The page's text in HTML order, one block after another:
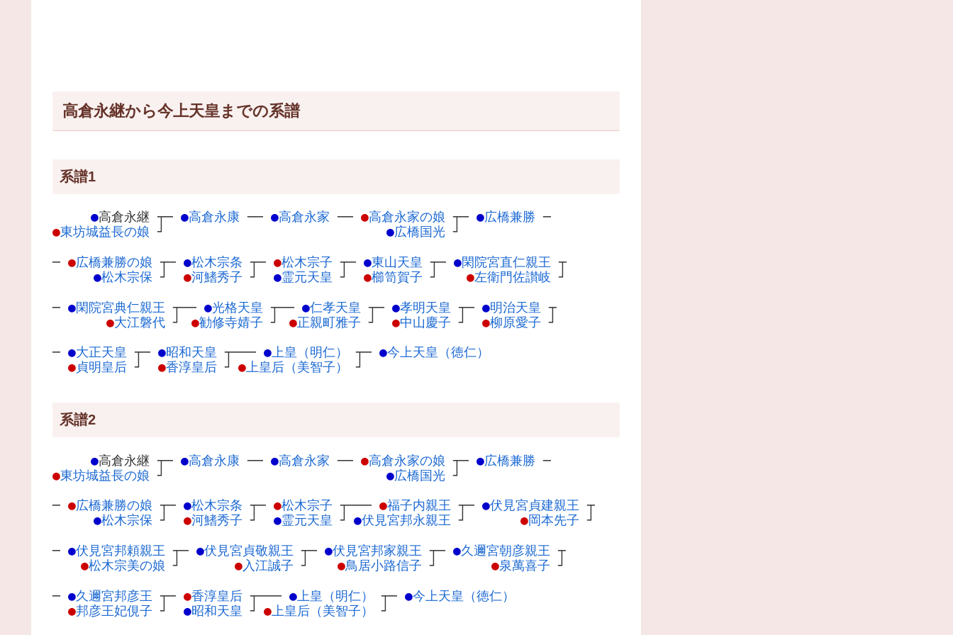
高倉永継から今上天皇までの系譜
系譜1
●高倉永継 ┬
●東坊城益長の娘 ┘
─ ●高倉永康 ── ●高倉永家 ── ●高倉永家の娘 ┬
●広橋国光 ┘
─ ●広橋兼勝 ─
─ ●広橋兼勝の娘 ┬
●松木宗保 ┘
─ ●松木宗条 ┬
●河鰭秀子 ┘
─ ●松木宗子 ┬
●霊元天皇 ┘
─ ●東山天皇 ┬
●櫛笥賀子 ┘
─ ●閑院宮直仁親王 ┬
●左衛門佐讃岐 ┘
─ ●閑院宮典仁親王 ┬
●大江磐代 ┘
── ●光格天皇 ┬
●勧修寺婧子 ┘
── ●仁孝天皇 ┬
●正親町雅子 ┘
─ ●孝明天皇 ┬
●中山慶子 ┘
─ ●明治天皇 ┬
●柳原愛子 ┘
─ ●大正天皇 ┬
●貞明皇后 ┘
─ ●昭和天皇 ┬
●香淳皇后 ┘
─── ● 上皇（明仁）
┬
● 上皇后（美智子） ┘
─ ●今上天皇（徳仁）
系譜2
●高倉永継 ┬
●東坊城益長の娘 ┘
─ ●高倉永康 ── ●高倉永家 ── ●高倉永家の娘 ┬
●広橋国光 ┘
─ ●広橋兼勝 ─
─ ●広橋兼勝の娘 ┬
●松木宗保 ┘
─ ●松木宗条 ┬
●河鰭秀子 ┘
─ ●松木宗子 ┬
●霊元天皇 ┘
─── ●福子内親王 ┬
●伏見宮邦永親王 ┘
─ ●伏見宮貞建親王 ┬
●岡本先子 ┘
─ ●伏見宮邦頼親王 ┬
●松木宗美の娘 ┘
─ ●伏見宮貞敬親王 ┬
●入江誠子 ┘
─ ●伏見宮邦家親王 ┬
●鳥居小路信子 ┘
─ ●久邇宮朝彦親王 ┬
●泉萬喜子 ┘
─ ●久邇宮邦彦王 ┬
●邦彦王妃俔子 ┘
─ ●香淳皇后 ┬
●昭和天皇 ┘
─── ● 上皇（明仁）
┬
● 上皇后（美智子） ┘
─ ●今上天皇（徳仁）